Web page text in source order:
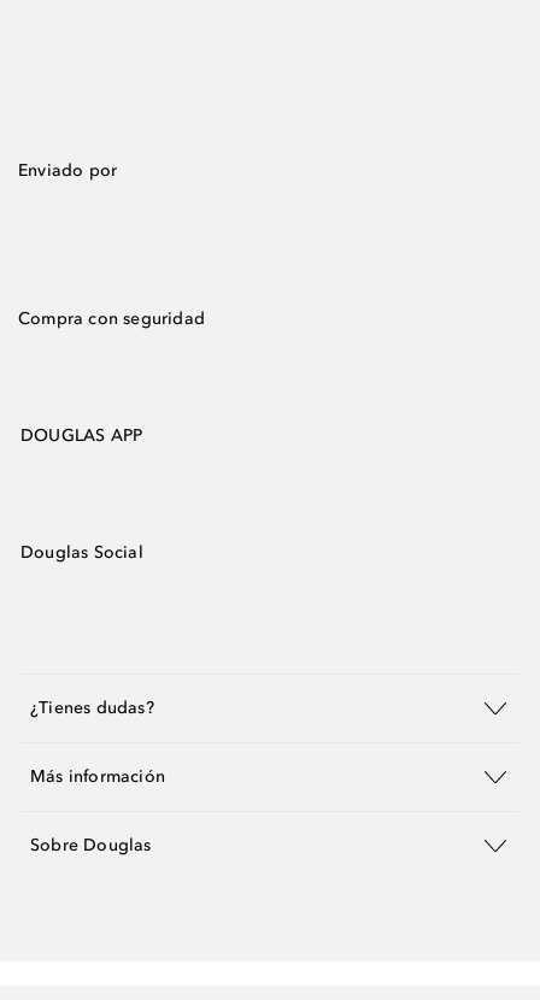
Enviado por
Compra con seguridad
DOUGLAS APP
Douglas Social
¿Tienes dudas?
Más información
Sobre Douglas